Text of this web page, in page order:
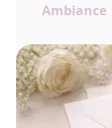
Ambiance